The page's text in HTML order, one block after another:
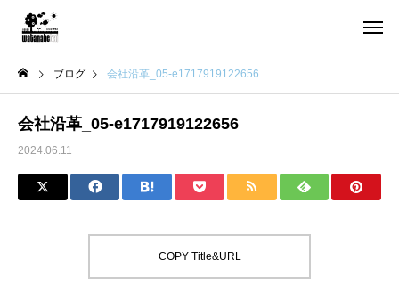
ブログ 会社沿革_05-e1717919122656
会社沿革_05-e1717919122656
2024.06.11
COPY Title&URL